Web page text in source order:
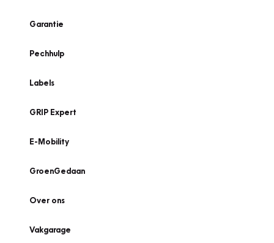
Garantie
Pechhulp
Labels
GRIP Expert
E-Mobility
GroenGedaan
Over ons
Vakgarage